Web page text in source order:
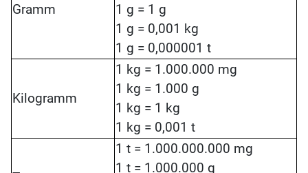
Gramm
1 g = 1 g
1 g = 0,001 kg
1 g = 0,000001 t
Kilogramm
1 kg = 1.000.000 mg
1 kg = 1.000 g
1 kg = 1 kg
1 kg = 0,001 t
1 t = 1.000.000.000 mg
1 t = 1.000.000 g